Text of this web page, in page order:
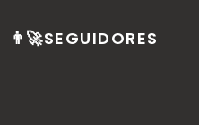
👨‍🚀SEGUIDORES